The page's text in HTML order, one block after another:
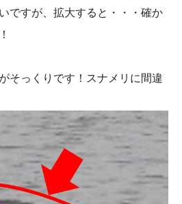
ですが、拡大すると・・・確か
そっくりです！スナメリに間違